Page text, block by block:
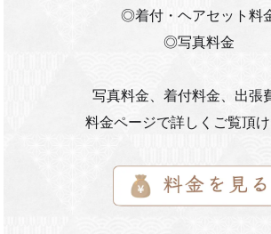
◎着付・ヘアセット料
◎写真料金
写真料金、着付料金、出張
料金ページで詳しくご覧頂け